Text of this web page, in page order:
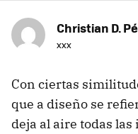
Christian D.
xxx
Con ciertas
que a diseño se
deja al aire todas